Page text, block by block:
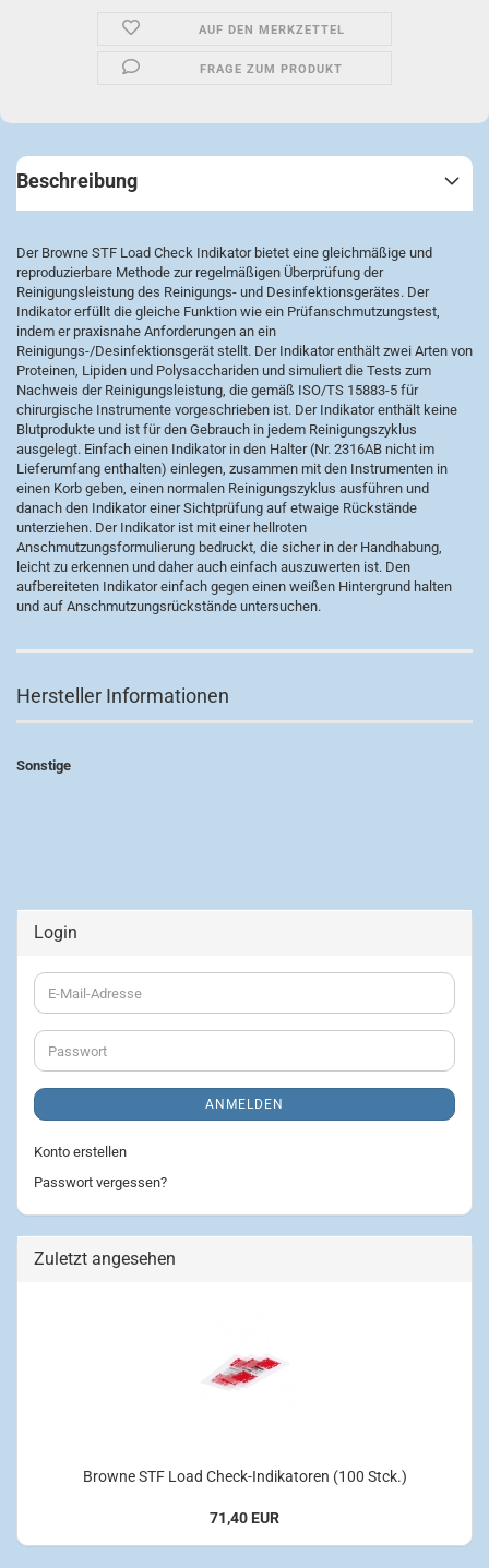
AUF DEN MERKZETTEL
FRAGE ZUM PRODUKT
Beschreibung
Der Browne STF Load Check Indikator bietet eine gleichmäßige und
reproduzierbare Methode zur regelmäßigen Überprüfung der
Reinigungsleistung des Reinigungs- und Desinfektionsgerätes. Der
Indikator erfüllt die gleiche Funktion wie ein Prüfanschmutzungstest,
indem er praxisnahe Anforderungen an ein
Reinigungs-/Desinfektionsgerät stellt. Der Indikator enthält zwei Arten von
Proteinen, Lipiden und Polysacchariden und simuliert die Tests zum
Nachweis der Reinigungsleistung, die gemäß ISO/TS 15883-5 für
chirurgische Instrumente vorgeschrieben ist. Der Indikator enthält keine
Blutprodukte und ist für den Gebrauch in jedem Reinigungszyklus
ausgelegt. Einfach einen Indikator in den Halter (Nr. 2316AB nicht im
Lieferumfang enthalten) einlegen, zusammen mit den Instrumenten in
einen Korb geben, einen normalen Reinigungszyklus ausführen und
danach den Indikator einer Sichtprüfung auf etwaige Rückstände
unterziehen. Der Indikator ist mit einer hellroten
Anschmutzungsformulierung bedruckt, die sicher in der Handhabung,
leicht zu erkennen und daher auch einfach auszuwerten ist. Den
aufbereiteten Indikator einfach gegen einen weißen Hintergrund halten
und auf Anschmutzungsrückstände untersuchen.
Hersteller Informationen
Sonstige
Login
E-
Mail-
Adresse
Passwort
ANMELDEN
Konto erstellen
Passwort vergessen?
Zuletzt angesehen
Browne STF Load Check-Indikatoren (100 Stck.)
71,40 EUR